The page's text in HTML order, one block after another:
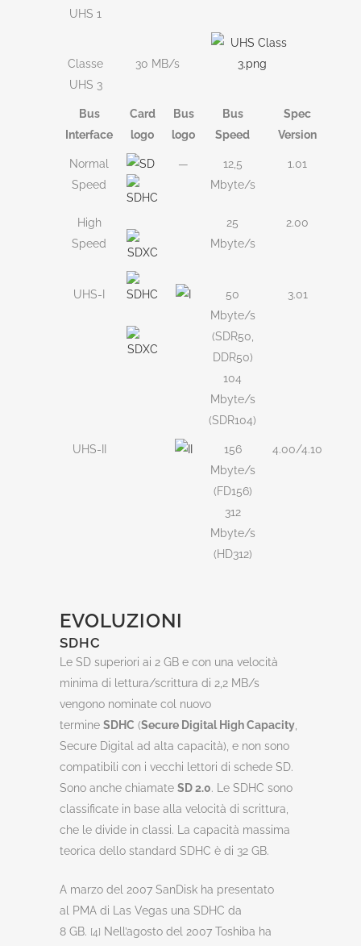
UHS 1
Classe
UHS 3
30 MB/s
Bus
Interface
Card
logo
Bus
logo
Bus
Speed
Spec
Version
Normal
Speed
—
12,5
Mbyte/s
1.01
High
Speed
25
Mbyte/s
2.00
UHS-I
50
Mbyte/s
(SDR50,
DDR50)
104
Mbyte/s
(SDR104)
3.01
UHS-II
156
Mbyte/s
(FD156)
312
Mbyte/s
(HD312)
4.00/4.10
EVOLUZIONI
SDHC
Le SD superiori ai 2 GB e con una velocità
minima di lettura/scrittura di 2,2 MB/s
vengono nominate col nuovo
termine SDHC (Secure Digital High Capacity
Secure Digital ad alta capacità), e non sono
compatibili con i vecchi lettori di schede SD.
Sono anche chiamate SD 2.0. Le SDHC sono
classificate in base alla velocità di scrittura,
che le divide in classi. La capacità massima
teorica dello standard SDHC è di 32 GB.
A marzo del 2007 SanDisk ha presentato
al PMA di Las Vegas una SDHC da
8 GB. [4] Nell’agosto del 2007 Toshiba ha